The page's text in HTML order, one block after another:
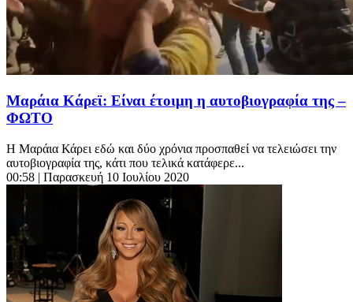
Μαράια Κάρεϊ: Είναι έτοιμη η αυτοβιογραφία της –
ΦΩΤΟ
Η Μαράια Κάρει εδώ και δύο χρόνια προσπαθεί να τελειώσει την
αυτοβιογραφία της, κάτι που τελικά κατάφερε...
00:58 | Παρασκευή 10 Ιουλίου 2020